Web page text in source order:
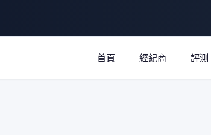
首頁 經紀商 評測